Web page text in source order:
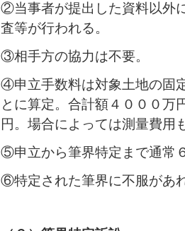
②当事者が提出した資料以外
査等が行われる。
③相手方の協力は不要。
④申立手数料は対象土地の固
とに算定。合計額４０００万
円。場合によっては測量費用
⑤申立から筆界特定まで通常
⑥特定された筆界に不服があ